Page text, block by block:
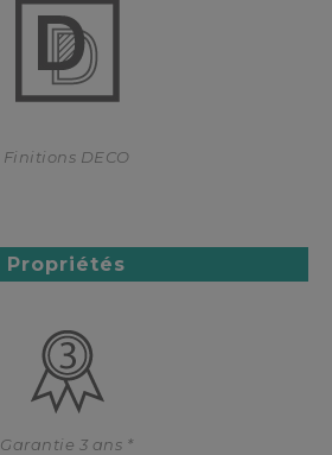
Finitions DECO
Propriétés
Garantie 3 ans *